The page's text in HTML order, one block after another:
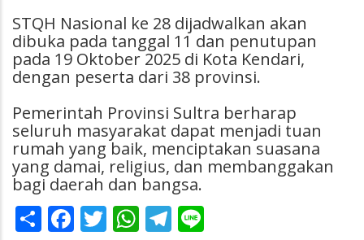
STQH Nasional ke 28 dijadwalkan akan
dibuka pada tanggal 11 dan penutupan
pada 19 Oktober 2025 di Kota Kendari,
dengan peserta dari 38 provinsi.
Pemerintah Provinsi Sultra berharap
seluruh masyarakat dapat menjadi tuan
rumah yang baik, menciptakan suasana
yang damai, religius, dan membanggakan
bagi daerah dan bangsa.
ShareFacebook
Twitter
WhatsApp
Telegram